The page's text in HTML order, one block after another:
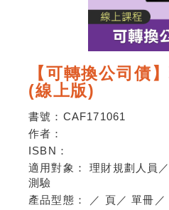
【可轉換公司債
(線上版)
書號： CAF171061
作者：
ISBN：
適用對象：理財規劃人員
測驗
產品型態：
／ 頁 ／單冊 ／